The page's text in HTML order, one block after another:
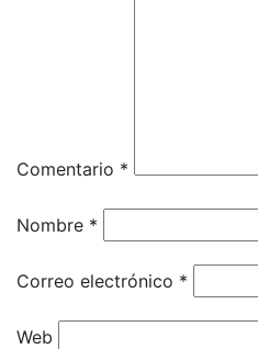
Comentario *
Nombre *
Correo electrónico *
Web